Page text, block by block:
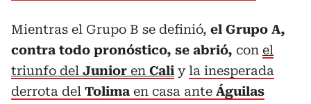
Mientras el Grupo B se definió, el Grupo A,
contra todo pronóstico, se abrió, con el
triunfo del Junior en Cali yla inesperada
derrota del Tolima en casa ante Águilas